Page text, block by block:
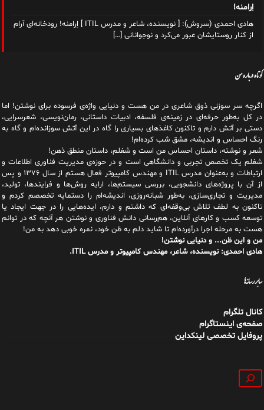
اِرامنه!
هادی احمدی (سروش): [ نویسنده، شاعر و مدرس ITIL ] اِرامنه! رودخانه‌ای آرام
از کنار روستایشان عبور می‌کرد و نوجوانانی […]
کوتاه درباره من
اگرچه سر سوزنی ذوق شاعری در من هست و دنیایی واژه‌‌ی فرسوده برای نوشتن! اما
در کل به‌طور حرفه‌ای در زمینه‌ی فلسفه، ادبیات داستانی، رمان‌نویسی، شعرسرایی،
دستی بر آتش دارم و تاکنون کاغذهای بسیاری را گاه در این آتش سوزانده‌ام و گاه به
رنگ احساس و اندیشه، مشق شب کرده‌ام!
شعر و نوشته، داستان احساس من است و شغلم، داستان منطق ذهن!
شغلم یک تخصص تجربی و دانشگاهی است و در حوزه‌ی مدیریت فناوری اطلاعات و
ارتباطات و به‌عنوان مدرس ITIL و مهندس کامپیوتر فعال هستم از سال ۱۳۷۶ و پس
از آن با پروژه‌های دانشجویی، بررسی سیستم‌ها، ارایه روش‌ها و فرایندها، تولید،
مدیریت و تجاری‌سازی، به‌طور شبانه‌روزی، اندیشه‌ام را دستمایه تخصصم کردم و
تاکنون به لطف تلاش بی‌وقفه‌ای که داشتم و دارم، اید‌ه‌هایی را در جهت ایجاد یا
توسعه کسب و کارهای آنلاین، هم‌رسانی دانش فناوری و نوشتن هر آنچه که در توانم
هست به مرحله اجرا درآورده‌ام تا شاید دلم به ظن خود، نمره خوبی دهد به من!
من و این ظن... و دنیایی نوشتن!
هادی احمدی: نویسنده، شاعر، مهندس کامپیوتر و مدرس ITIL.
سایر رسانه‌ها
کانال تلگرام
صفحه‌ی اینستاگرام
پروفایل تخصصی لینکداین
جستجو